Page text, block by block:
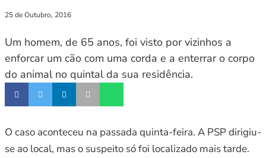
25 de Outubro, 2016
Um homem, de 65 anos, foi visto por vizinhos a
enforcar um cão com uma corda e a enterrar o corpo
do animal no quintal da sua residência.
O caso aconteceu na passada quinta-feira. A PSP dirigiu-
se ao local, mas o suspeito só foi localizado mais tarde.